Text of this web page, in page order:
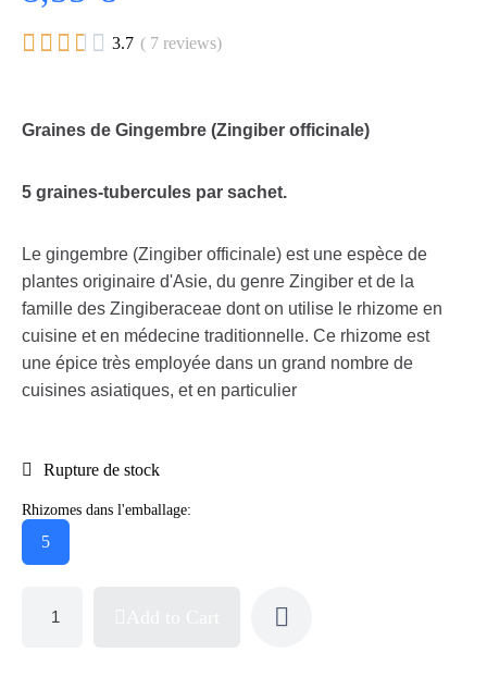
     3.7 ( 7 reviews)
Graines de Gingembre (Zingiber officinale)
5 graines-tubercules par sachet.
Le gingembre (Zingiber officinale) est une espèce de
plantes originaire d'Asie, du genre Zingiber et de la
famille des Zingiberaceae dont on utilise le rhizome en
cuisine et en médecine traditionnelle. Ce rhizome est
une épice très employée dans un grand nombre de
cuisines asiatiques, et en particulier
Rupture de stock
Rhizomes dans l'emballage:
5